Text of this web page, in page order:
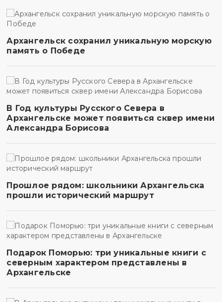
Архангельск сохранил уникальную морскую
память о Победе
В Год культуры Русского Севера в
Архангельске может появиться сквер имени
Александра Борисова
Прошлое рядом: школьники Архангельска
прошли исторический маршрут
Подарок Поморью: три уникальные книги с
северным характером представлены в
Архангельске